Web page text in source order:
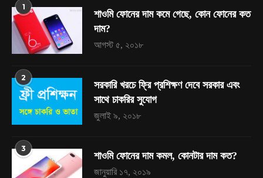
1
শাওমি ফোনের দাম কমে গেছে, কোন ফোনের কত
দাম?
আগস্ট ৫, ২০১৮
2
সরকারি খরচে ফ্রি প্রশিক্ষণ দেবে সরকার এবং
সাথে চাকরির সুযোগ
জুলাই ৯, ২০১৮
3
শাওমি ফোনের দাম কমল, কোনটার দাম কত?
জানুয়ারি ১৭, ২০১৯